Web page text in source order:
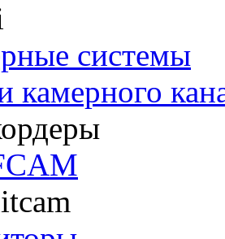
системы
камерного